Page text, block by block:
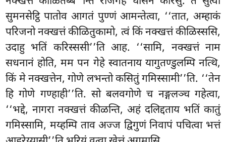
सुमनसेट्ठि पातोव आगतं पुण्णं आमन्तेत्वा, ‘‘तात, अम्हाकं
परिजनो नक्खत्तं कीळितुकामो, त्वं किं नक्खत्तं कीळिस्ससि,
उदाहु भतिं करिस्ससी’’ति आह. ‘‘सामि, नक्खत्तं नाम
सधनानं होति, मम पन गेहे स्वातनाय यागुतण्डुलम्पि नत्थि,
किं मे नक्खत्तेन, गोणे लभन्तो कसितुं गमिस्सामी’’ति. ‘‘तेन
हि गोणे गण्हाही’’ति. सो बलवगोणे च नङ्गलञ्च गहेत्वा,
‘‘भद्दे, नागरा नक्खत्तं कीळन्ति, अहं दलिद्दताय भतिं कातुं
गमिस्सामि, मय्हम्पि ताव अज्ज द्विगुणंनिवापं पचित्वा भत्तं